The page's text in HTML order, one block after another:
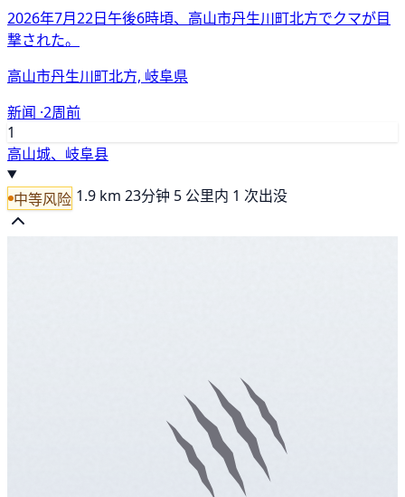
2026年7月22日午後6時頃、高山市丹生川町北方でクマが目
撃された。
高山市丹生川町北方, 岐阜県
新闻 ·2周前
1
高山城、岐阜县
中等风险 1.9 km 23分钟 5 公里内 1 次出没